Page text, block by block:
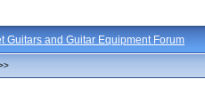
Guitars and Guitar Equipment Forum